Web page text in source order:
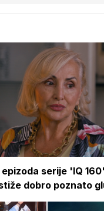
serije 'IQ
dobro poznato